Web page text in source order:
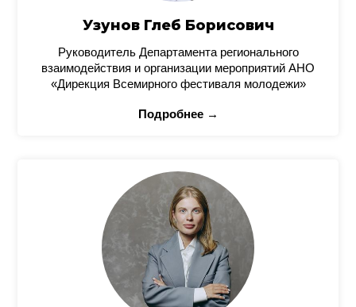
Узунов Глеб Борисович
Руководитель Департамента регионального
взаимодействия и организации мероприятий АНО
«Дирекция Всемирного фестиваля молодежи»
Подробнее →